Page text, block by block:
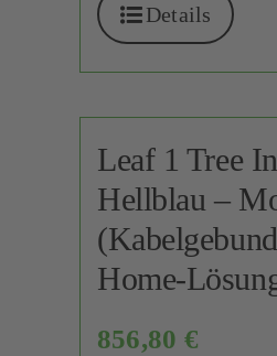
Details
Leaf 1 Tree
Hellblau –
Home-
856,80 €